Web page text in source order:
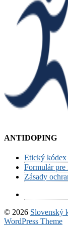
ANTIDOPING
Etický
Formulár pre
Zásady
© 2026 Slovenský
WordPress Theme